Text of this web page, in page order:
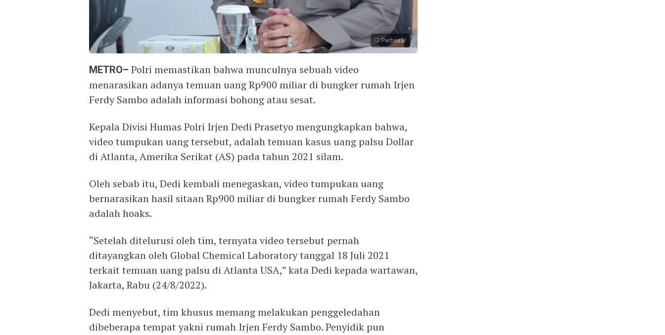
Perbesar
METRO– Polri memastikan bahwa munculnya sebuah video
menarasikan adanya temuan uang Rp900 miliar di bungker rumah Irjen
Ferdy Sambo adalah informasi bohong atau sesat.
Kepala Divisi Humas Polri Irjen Dedi Prasetyo mengungkapkan bahwa,
video tumpukan uang tersebut, adalah temuan kasus uang palsu Dollar
di Atlanta, Amerika Serikat (AS) pada tahun 2021 silam.
Oleh sebab itu, Dedi kembali menegaskan, video tumpukan uang
bernarasikan hasil sitaan Rp900 miliar di bungker rumah Ferdy Sambo
adalah hoaks.
“Setelah ditelurusi oleh tim, ternyata video tersebut pernah
ditayangkan oleh Global Chemical Laboratory tanggal 18 Juli 2021
terkait temuan uang palsu di Atlanta USA,” kata Dedi kepada wartawan,
Jakarta, Rabu (24/8/2022).
Dedi menyebut, tim khusus memang melakukan penggeledahan
dibeberapa tempat yakni rumah Irjen Ferdy Sambo. Penyidik pun